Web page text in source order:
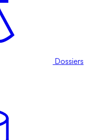
Dossiers